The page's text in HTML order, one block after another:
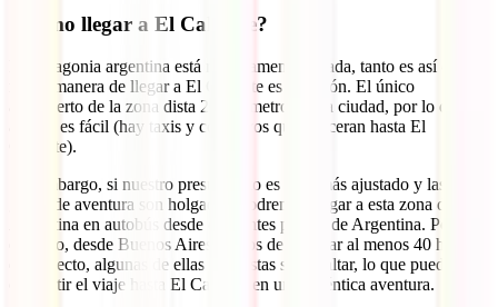
¿Cómo llegar a El Calafate?
La Patagonia argentina está relativamente aislada, tanto es así que la
mejor manera de llegar a El Calafate es en avión. El único
aeropuerto de la zona dista 20 kilómetros de la ciudad, por lo que su
acceso es fácil (hay taxis y colectivos que te aceran hasta El
Calafate).
Sin embargo, si nuestro presupuesto es algo más ajustado y las
ganas de aventura son holgadas, podremos llegar a esta zona de
Argentina en autobús desde diferentes puntos de Argentina. Por
ejemplo, desde Buenos Aires hemos de calcular al menos 40 horas
de trayecto, algunas de ellas por pistas sin asfaltar, lo que puede
convertir el viaje hasta El Calafate en una auténtica aventura.